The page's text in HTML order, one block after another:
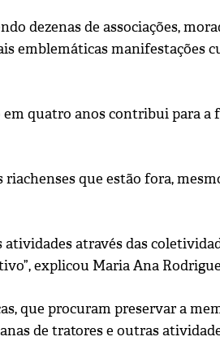
dezenas de associações,
emblemáticas manifestações
em quatro anos contribui para a
riachenses que estão fora,
através das
explicou Maria Ana
que procuram preservar a
de tratores e outras